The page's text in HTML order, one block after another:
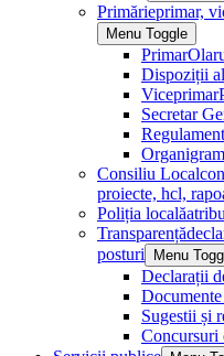
Primărieprimar,
Menu Toggle
Primar
Dispoziții
Viceprimar
Secretar
Consiliu Local
proiecte, hcl,
Poliția locală
Transparență
posturi
Menu
Declarații
Sugestii și
Concursuri